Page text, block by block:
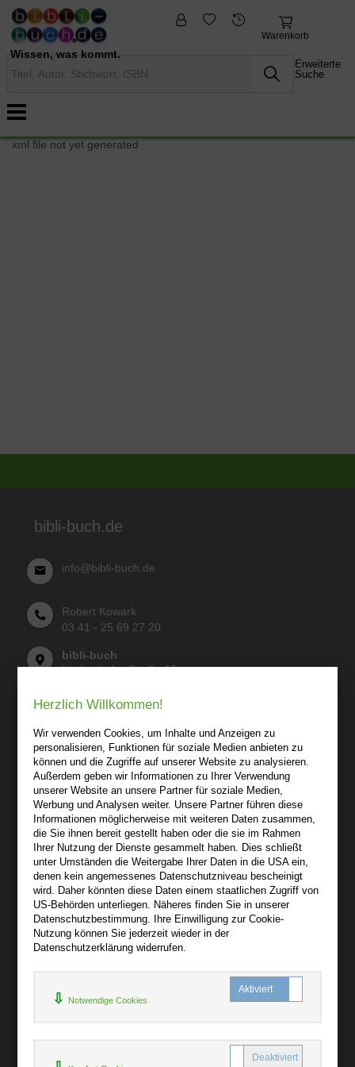
Wissen, was kommt.
Warenkorb
Erweiterte
Suche
fremdsprachige
Bücher
xml file not yet generated
bibli-buch.de
info@bibli-buch.de
Robert Kowark
03 41 - 25 69 27 20
bibli-buch
Lindenthaler Straße 15
Wir sind gerne für Sie persönlich da.
Über bibli-buch.de
+
AGB
Impressum
Widerruf
Datenschutz
Hilfe
+
Herzlich Willkommen!
Wir verwenden Cookies, um Inhalte und Anzeigen zu
personalisieren, Funktionen für soziale Medien anbieten zu
können und die Zugriffe auf unserer Website zu analysieren.
Außerdem geben wir Informationen zu Ihrer Verwendung
unserer Website an unsere Partner für soziale Medien,
Werbung und Analysen weiter. Unsere Partner führen diese
Informationen möglicherweise mit weiteren Daten zusammen,
die Sie ihnen bereit gestellt haben oder die sie im Rahmen
Ihrer Nutzung der Dienste gesammelt haben. Dies schließt
unter Umständen die Weitergabe Ihrer Daten in die USA ein,
denen kein angemessenes Datenschutzniveau bescheinigt
wird. Daher könnten diese Daten einem staatlichen Zugriff von
US-Behörden unterliegen. Näheres finden Sie in unserer
Datenschutzbestimmung. Ihre Einwilligung zur Cookie-
Nutzung können Sie jederzeit wieder in der
Datenschutzerklärung widerrufen.
Notwendige Cookies